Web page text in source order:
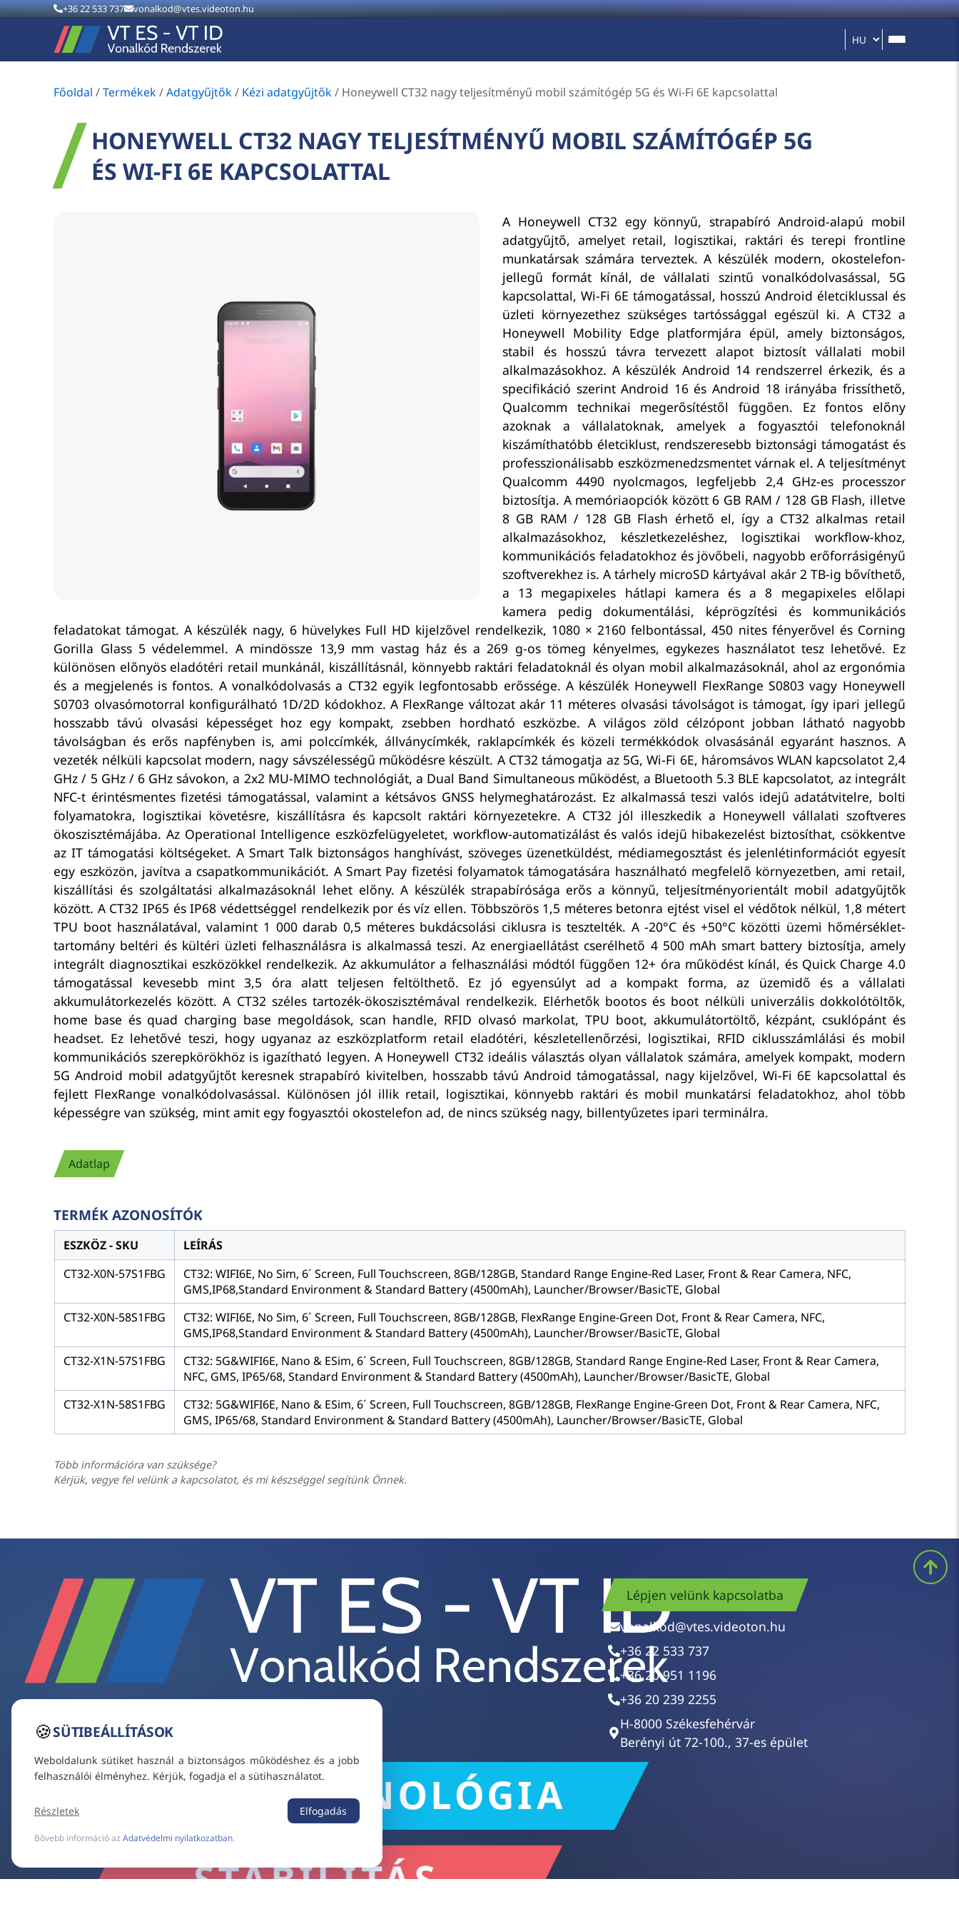
+36 22 533 737 vonalkod@vtes.videoton.hu
Főoldal /Termékek/Adatgyűjtők/ Kézi adatgyűjtők/ Honeywell CT32 nagy teljesítményű mobil számítógép 5G és Wi-Fi 6E kapcsolattal
HONEYWELL CT32 NAGY TELJESÍTMÉNYŰ MOBIL SZÁMÍTÓGÉP 5G
ÉS WI-FI 6E KAPCSOLATTAL
A Honeywell CT32 egy könnyű, strapabíró Android-alapú mobil
adatgyűjtő, amelyet retail, logisztikai, raktári és terepi frontline
munkatársak számára terveztek. A készülék modern, okostelefon-
jellegű formát kínál, de vállalati szintű vonalkódolvasással, 5G
kapcsolattal, Wi-Fi 6E támogatással, hosszú Android életciklussal és
üzleti környezethez szükséges tartóssággal egészül ki. A CT32 a
Honeywell Mobility Edge platformjára épül, amely biztonságos,
stabil és hosszú távra tervezett alapot biztosít vállalati mobil
alkalmazásokhoz. A készülék Android 14 rendszerrel érkezik, és a
specifikáció szerint Android 16 és Android 18 irányába frissíthető,
Qualcomm technikai megerősítéstől függően. Ez fontos előny
azoknak a vállalatoknak, amelyek a fogyasztói telefonoknál
kiszámíthatóbb életciklust, rendszeresebb biztonsági támogatást és
professzionálisabb eszközmenedzsmentet várnak el. A teljesítményt
Qualcomm 4490 nyolcmagos, legfeljebb 2,4 GHz-es processzor
biztosítja. A memóriaopciók között 6 GB RAM / 128 GB Flash, illetve
8 GB RAM / 128 GB Flash érhető el, így a CT32 alkalmas retail
alkalmazásokhoz, készletkezeléshez, logisztikai workflow-khoz,
kommunikációs feladatokhoz és jövőbeli, nagyobb erőforrásigényű
szoftverekhez is. A tárhely microSD kártyával akár 2 TB-ig bővíthető,
a 13 megapixeles hátlapi kamera és a 8 megapixeles előlapi
kamera pedig dokumentálási, képrögzítési és kommunikációs
feladatokat támogat. A készülék nagy, 6 hüvelykes Full HD kijelzővel rendelkezik, 1080 × 2160 felbontással, 450 nites fényerővel és Corning
Gorilla Glass 5 védelemmel. A mindössze 13,9 mm vastag ház és a 269 g-os tömeg kényelmes, egykezes használatot tesz lehetővé. Ez
különösen előnyös eladótéri retail munkánál, kiszállításnál, könnyebb raktári feladatoknál és olyan mobil alkalmazásoknál, ahol az ergonómia
és a megjelenés is fontos. A vonalkódolvasás a CT32 egyik legfontosabb erőssége. A készülék Honeywell FlexRange S0803 vagy Honeywell
S0703 olvasómotorral konfigurálható 1D/2D kódokhoz. A FlexRange változat akár 11 méteres olvasási távolságot is támogat, így ipari jellegű
hosszabb távú olvasási képességet hoz egy kompakt, zsebben hordható eszközbe. A világos zöld célzópont jobban látható nagyobb
távolságban és erős napfényben is, ami polccímkék, állványcímkék, raklapcímkék és közeli termékkódok olvasásánál egyaránt hasznos. A
vezeték nélküli kapcsolat modern, nagy sávszélességű működésre készült. A CT32 támogatja az 5G, Wi-Fi 6E, háromsávos WLAN kapcsolatot 2,4
GHz / 5 GHz / 6 GHz sávokon, a 2x2 MU-MIMO technológiát, a Dual Band Simultaneous működést, a Bluetooth 5.3 BLE kapcsolatot, az integrált
NFC-t érintésmentes fizetési támogatással, valamint a kétsávos GNSS helymeghatározást. Ez alkalmassá teszi valós idejű adatátvitelre, bolti
folyamatokra, logisztikai követésre, kiszállításra és kapcsolt raktári környezetekre. A CT32 jól illeszkedik a Honeywell vállalati szoftveres
ökoszisztémájába. Az Operational Intelligence eszközfelügyeletet, workflow-automatizálást és valós idejű hibakezelést biztosíthat, csökkentve
az IT támogatási költségeket. A Smart Talk biztonságos hanghívást, szöveges üzenetküldést, médiamegosztást és jelenlétinformációt egyesít
egy eszközön, javítva a csapatkommunikációt. A Smart Pay fizetési folyamatok támogatására használható megfelelő környezetben, ami retail,
kiszállítási és szolgáltatási alkalmazásoknál lehet előny. A készülék strapabírósága erős a könnyű, teljesítményorientált mobil adatgyűjtők
között. A CT32 IP65 és IP68 védettséggel rendelkezik por és víz ellen. Többszörös 1,5 méteres betonra ejtést visel el védőtok nélkül, 1,8 métert
TPU boot használatával, valamint 1 000 darab 0,5 méteres bukdácsolási ciklusra is tesztelték. A -20°C és +50°C közötti üzemi hőmérséklet-
tartomány beltéri és kültéri üzleti felhasználásra is alkalmassá teszi. Az energiaellátást cserélhető 4 500 mAh smart battery biztosítja, amely
integrált diagnosztikai eszközökkel rendelkezik. Az akkumulátor a felhasználási módtól függően 12+ óra működést kínál, és Quick Charge 4.0
támogatással kevesebb mint 3,5 óra alatt teljesen feltölthető. Ez jó egyensúlyt ad a kompakt forma, az üzemidő és a vállalati
akkumulátorkezelés között. A CT32 széles tartozék-ökoszisztémával rendelkezik. Elérhetők bootos és boot nélküli univerzális dokkolótöltők,
home base és quad charging base megoldások, scan handle, RFID olvasó markolat, TPU boot, akkumulátortöltő, kézpánt, csuklópánt és
headset. Ez lehetővé teszi, hogy ugyanaz az eszközplatform retail eladótéri, készletellenőrzési, logisztikai, RFID ciklusszámlálási és mobil
kommunikációs szerepkörökhöz is igazítható legyen. A Honeywell CT32 ideális választás olyan vállalatok számára, amelyek kompakt, modern
5G Android mobil adatgyűjtőt keresnek strapabíró kivitelben, hosszabb távú Android támogatással, nagy kijelzővel, Wi-Fi 6E kapcsolattal és
fejlett FlexRange vonalkódolvasással. Különösen jól illik retail, logisztikai, könnyebb raktári és mobil munkatársi feladatokhoz, ahol több
képességre van szükség, mint amit egy fogyasztói okostelefon ad, de nincs szükség nagy, billentyűzetes ipari terminálra.
Adatlap
TERMÉK AZONOSÍTÓK
ESZKÖZ - SKU
LEÍRÁS
CT32-X0N-57S1FBG
CT32: WIFI6E, No Sim, 6´ Screen, Full Touchscreen, 8GB/128GB, Standard Range Engine-Red Laser, Front & Rear Camera, NFC,
GMS,IP68,Standard Environment & Standard Battery (4500mAh), Launcher/Browser/BasicTE, Global
CT32-X0N-58S1FBG
CT32: WIFI6E, No Sim, 6´ Screen, Full Touchscreen, 8GB/128GB, FlexRange Engine-Green Dot, Front & Rear Camera, NFC,
GMS,IP68,Standard Environment & Standard Battery (4500mAh), Launcher/Browser/BasicTE, Global
CT32-X1N-57S1FBG
CT32: 5G&WIFI6E, Nano & ESim, 6´ Screen, Full Touchscreen, 8GB/128GB, Standard Range Engine-Red Laser, Front & Rear Camera,
NFC, GMS, IP65/68, Standard Environment & Standard Battery (4500mAh), Launcher/Browser/BasicTE, Global
CT32-X1N-58S1FBG
CT32: 5G&WIFI6E, Nano & ESim, 6´ Screen, Full Touchscreen, 8GB/128GB, FlexRange Engine-Green Dot, Front & Rear Camera, NFC,
GMS, IP65/68, Standard Environment & Standard Battery (4500mAh), Launcher/Browser/BasicTE, Global
Több információra van szüksége?
Kérjük, vegye fel velünk a kapcsolatot, és mi készséggel segítünk Önnek.
Lépjen velünk kapcsolatba
vonalkod@vtes.videoton.hu
+36 22 533 737
+36 20 951 1196
+36 20 239 2255
H-8000 Székesfehérvár
Berényi út 72-100., 37-es épület
🍪SÜTIBEÁLLÍTÁSOK
Weboldalunk sütiket használ a biztonságos működéshez és a jobb
felhasználói élményhez. Kérjük, fogadja el a sütihasználatot.
Részletek Elfogadás
Bővebb információ az Adatvédelmi nyilatkozatban.